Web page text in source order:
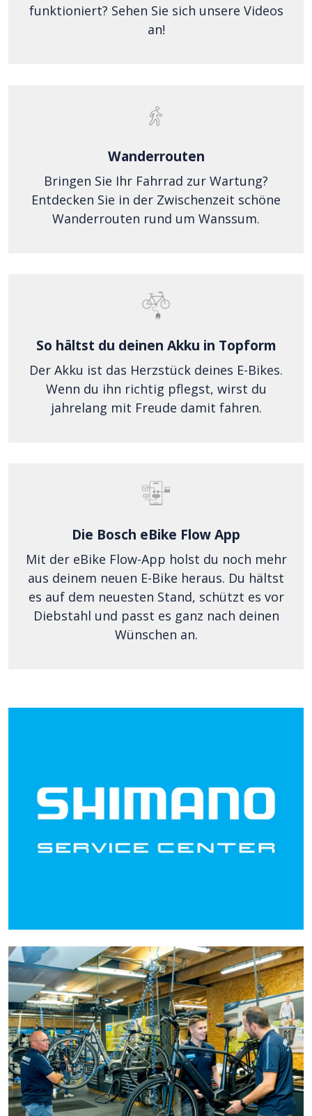
funktioniert? Sehen Sie sich unsere Videos
an!
Wanderrouten
Bringen Sie Ihr Fahrrad zur Wartung?
Entdecken Sie in der Zwischenzeit schöne
Wanderrouten rund um Wanssum.
So hältst du deinen Akku in Topform
Der Akku ist das Herzstück deines E-Bikes.
Wenn du ihn richtig pflegst, wirst du
jahrelang mit Freude damit fahren.
Die Bosch eBike Flow App
Mit der eBike Flow-App holst du noch mehr
aus deinem neuen E-Bike heraus. Du hältst
es auf dem neuesten Stand, schützt es vor
Diebstahl und passt es ganz nach deinen
Wünschen an.